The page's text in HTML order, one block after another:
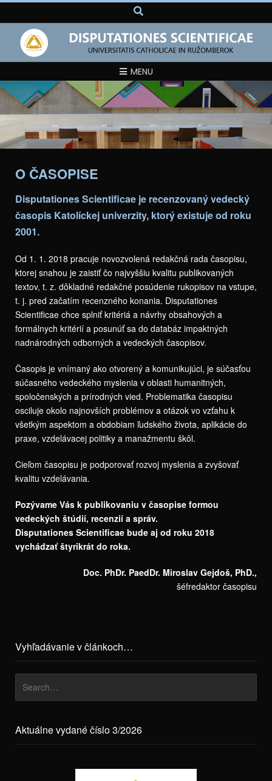
MENU
O ČASOPISE
Disputationes Scientificae je recenzovaný vedecký
časopis Katolíckej univerzity, ktorý existuje od roku
2001.
Od 1. 1. 2018 pracuje novozvolená redakčná rada časopisu,
ktorej snahou je zaistiť čo najvyššiu kvalitu publikovaných
textov, t. z. dôkladné redakčné posúdenie rukopisov na vstupe,
t. j. pred začatím recenzného konania. Disputationes
Scientificae chce splniť kritériá a návrhy obsahových a
formálnych kritérií a posunúť sa do databáz impaktných
nadnárodných odborných a vedeckých časopisov.
Časopis je vnímaný ako otvorený a komunikujúci, je súčasťou
súčasného vedeckého myslenia v oblasti humanitných,
spoločenských a prírodných vied. Problematika časopisu
osciluje okolo najnovších problémov a otázok vo vzťahu k
všetkým aspektom a obdobiam ľudského života, aplikácie do
praxe, vzdelávacej politiky a manažmentu škôl.
Cieľom časopisu je podporovať rozvoj myslenia a zvyšovať
kvalitu vzdelávania.
Pozývame Vás k publikovaniu v časopise formou
vedeckých štúdií, recenzií a správ.
Disputationes Scientificae bude aj od roku 2018
vychádzať štyrikrát do roka.
Doc. PhDr. PaedDr. Miroslav Gejdoš, PhD.,
šéfredaktor časopisu
Vyhľadávanie v článkoch…
Aktuálne vydané číslo 3/2026